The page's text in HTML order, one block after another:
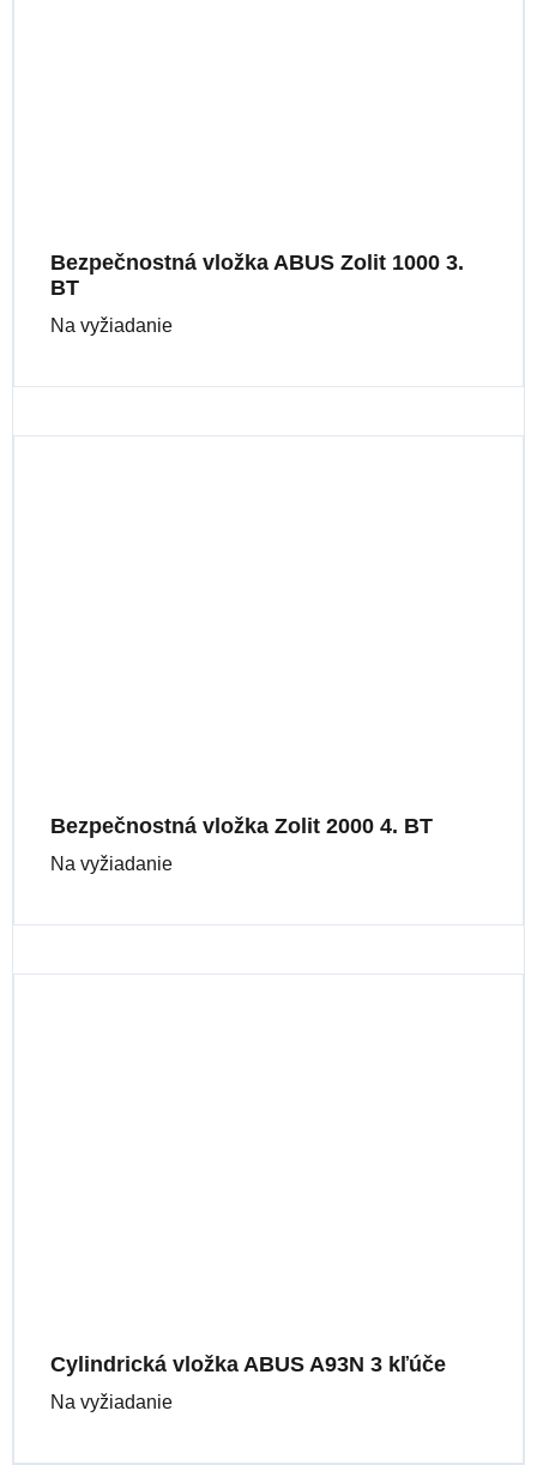
Bezpečnostná vložka ABUS Zolit 1000 3.
BT
Na vyžiadanie
Bezpečnostná vložka Zolit 2000 4. BT
Na vyžiadanie
Cylindrická vložka ABUS A93N 3 kľúče
Na vyžiadanie